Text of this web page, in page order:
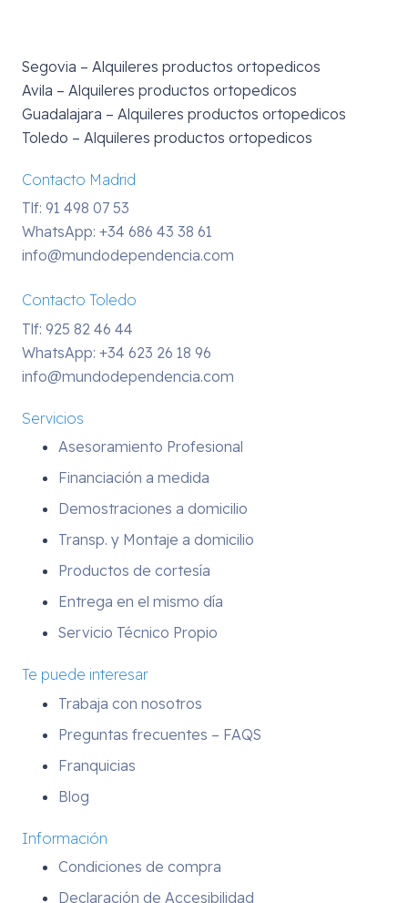
Segovia – Alquileres productos ortopedicos
Avila – Alquileres productos ortopedicos
Guadalajara – Alquileres productos ortopedicos
Toledo – Alquileres productos ortopedicos
Contacto Madrid
Tlf: 91 498 07 53
WhatsApp: +34 686 43 38 61
info@mundodependencia.com
Contacto Toledo
Tlf: 925 82 46 44
WhatsApp: +34 623 26 18 96
info@mundodependencia.com
Servicios
Asesoramiento Profesional
Financiación a medida
Demostraciones a domicilio
Transp. y Montaje a domicilio
Productos de cortesía
Entrega en el mismo día
Servicio Técnico Propio
Te puede interesar
Trabaja con nosotros
Preguntas frecuentes – FAQS
Franquicias
Blog
Información
Condiciones de compra
Declaración de Accesibilidad